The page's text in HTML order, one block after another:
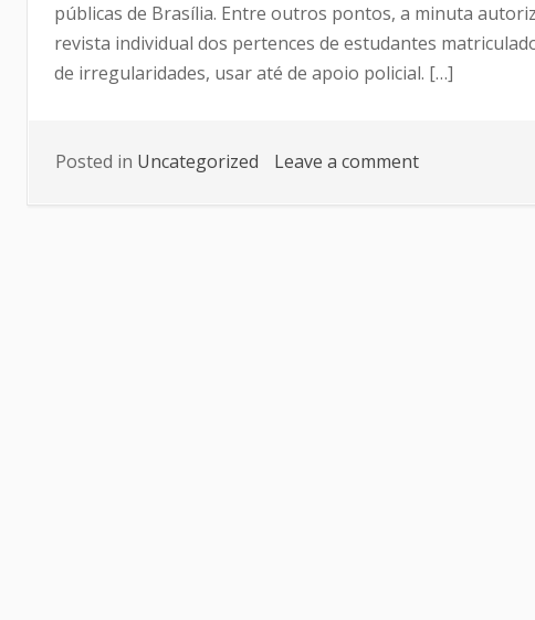
públicas de Brasília. Entre outros pontos, a minuta
revista individual dos pertences de estudantes
de irregularidades, usar até de apoio policial. […]
Posted in Uncategorized Leave a comment